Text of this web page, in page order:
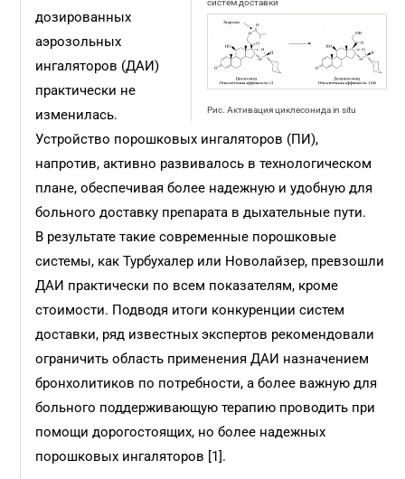
систем доставки
Рис. Активация циклесонида in situ
дозированных
аэрозольных
ингаляторов (ДАИ)
практически не
изменилась.
Устройство порошковых ингаляторов (ПИ),
напротив, активно развивалось в технологическом
плане, обеспечивая более надежную и удобную для
больного доставку препарата в дыхательные пути.
В результате такие современные порошковые
системы, как Турбухалер или Новолайзер, превзошли
ДАИ практически по всем показателям, кроме
стоимости. Подводя итоги конкуренции систем
доставки, ряд известных экспертов рекомендовали
ограничить область применения ДАИ назначением
бронхолитиков по потребности, а более важную для
больного поддерживающую терапию проводить при
помощи дорогостоящих, но более надежных
порошковых ингаляторов [1].